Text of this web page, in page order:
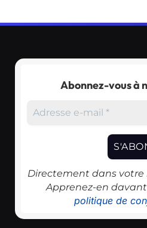
Abonnez-vous à
Directement dans votre
Apprenez-en
politique de